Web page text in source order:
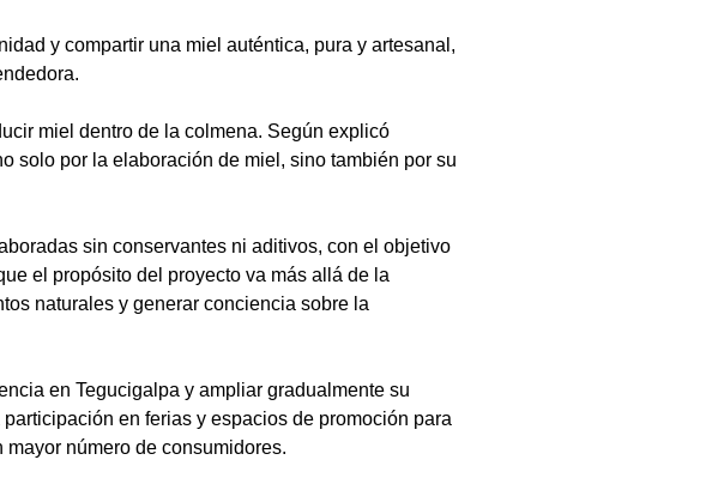
y compartir una miel auténtica, pura y artesanal,
miel dentro de la colmena. Según explicó
solo por la elaboración de miel, sino también por su
sin conservantes ni aditivos, con el objetivo
el propósito del proyecto va más allá de la
naturales y generar conciencia sobre la
en Tegucigalpa y ampliar gradualmente su
en ferias y espacios de promoción para
número de consumidores.